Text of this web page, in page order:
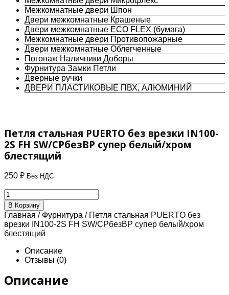
Межкомнатные двери Шпон
Двери межкомнатные Крашеные
Двери межкомнатные ECO FLEX (бумага)
Межкомнатные двери Противопожарные
Двери межкомнатные Облегченные
Погонаж Наличники Доборы
Фурнитура Замки Петли
Дверные ручки
ДВЕРИ ПЛАСТИКОВЫЕ ПВХ, АЛЮМИНИЙ
Петля стальная PUERTO без врезки IN100-
2S FH SW/CPбезВР супер белый/хром
блестящий
250 ₽ Без НДС
Количество
товара
Петля
стальная
PUERTO
без
врезки
IN100-
FH
SW/CPбезВР
В Корзину
Главная / Фурнитура / Петля стальная PUERTO без
врезки IN100-2S FH SW/CPбезВР супер белый/хром
блестящий
Описание
Отзывы (0)
Описание